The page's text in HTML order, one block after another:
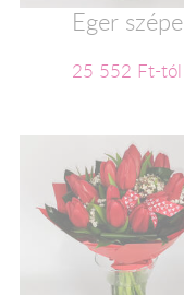
Eger szépe
25 552 Ft-tól